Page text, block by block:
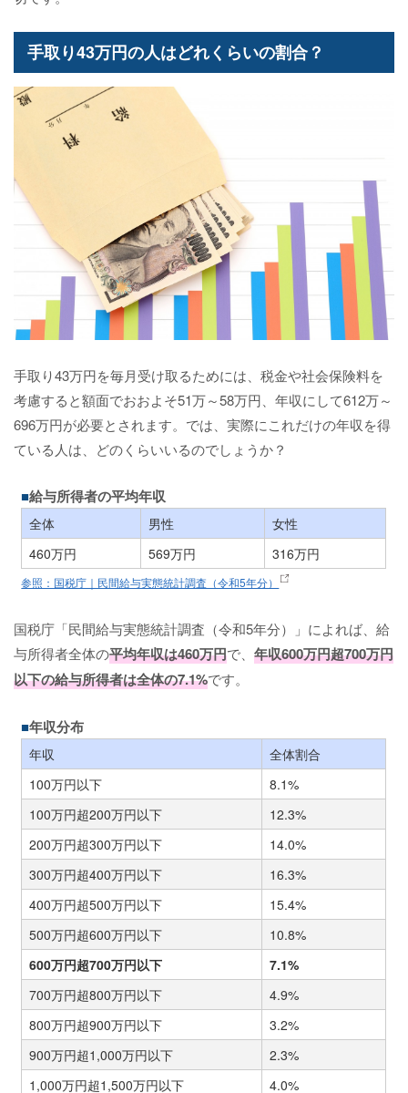
手取り43万円の人はどれくらいの割合？
手取り43万円を毎月受け取るためには、税金や社会保険料を
考慮すると額面でおおよそ51万～58万円、年収にして612万～
696万円が必要とされます。では、実際にこれだけの年収を得
ている人は、どのくらいいるのでしょうか？
給与所得者の平均年収
全体 男性
女性
460万円
569万円 316万円
参照：国税庁｜民間給与実態統計調査（令和5年分）
国税庁「民間給与実態統計調査（令和5年分）」によれば、給
与所得者全体の平均年収は460万円で、 年収600万円超700万円
以下の給与所得者は全体の7.1%です。
年収分布
年収
全体割合
100万円以下
8.1%
100万円超200万円以下
12.3%
200万円超300万円以下
14.0%
300万円超400万円以下
16.3%
400万円超500万円以下
15.4%
500万円超600万円以下
10.8%
600万円超700万円以下
7.1%
700万円超800万円以下
4.9%
800万円超900万円以下
3.2%
900万円超1,000万円以下
2.3%
1,000万円超1,500万円以下
4.0%